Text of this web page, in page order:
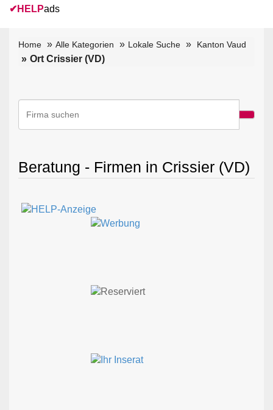
✔ HELPads
Home Alle Kategorien Lokale Suche Kanton Vaud
Ort Crissier (VD)
Beratung - Firmen in Crissier (VD)